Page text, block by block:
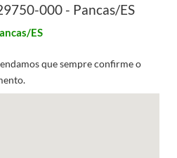
000 - Pancas/ES
ES
que sempre confirme o